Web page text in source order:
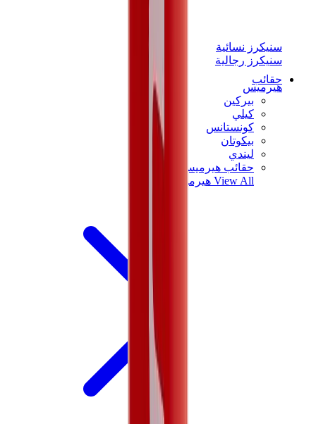
سنيكرز نسائية
سنيكرز رجالية
حقائب
هيرميس
بيركين
كيلي
كونستانس
بيكوتان
ليندي
حقائب هيرميس للرجال
View All هيرميس